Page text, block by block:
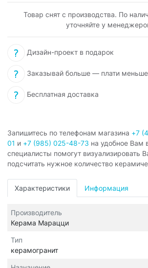
Товар снят с производства. По
уточняйте у
Дизайн-проект в подарок
Заказывай больше — плати меньше
Бесплатная доставка
Запишитесь по телефонам магазина +7
01 и +7 (985) 025-48-73 на удобное Вам
специалисты помогут визуализировать
подсчитать нужное количество
Характеристики Информация
Производитель
Керама Марацци
Тип
керамогранит